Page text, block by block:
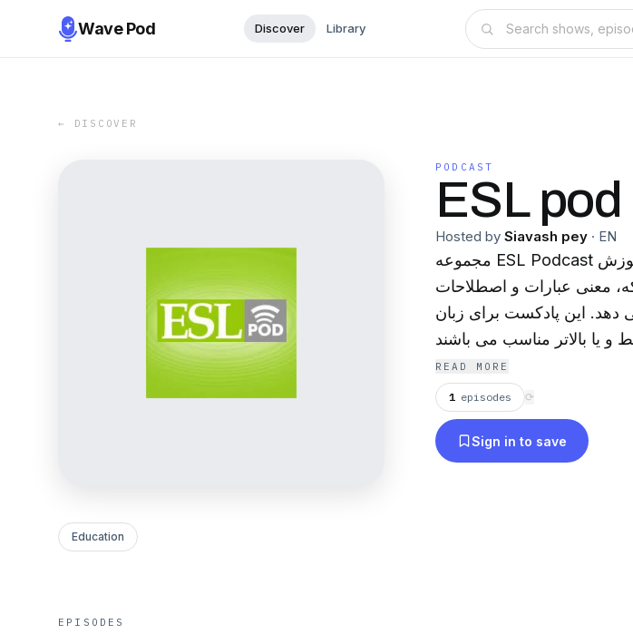
Wave Pod Discover Library
← DISCOVER
PODCAST
ESL pod
Hosted by Siavash pey · EN
مجموعه ESL Podcast محبوب ترین و کامل ترین پادکست جهان. شیوه آموزش
معنی عبارات و اصطلاحات
دهد. این پادکست برای زبان
READ MORE
1 episodes ⟳
Sign in to save
Education
EPISODES